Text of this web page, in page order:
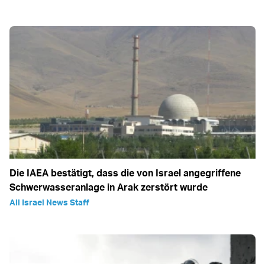
Die IAEA bestätigt, dass die von Israel angegriffene
Schwerwasseranlage in Arak zerstört wurde
All Israel News Staff